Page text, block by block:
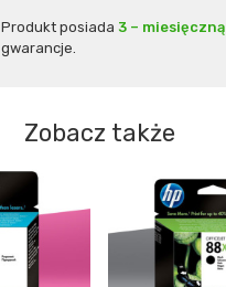
Produkt posiada 3 – miesięczną
gwarancje.
Zobacz także